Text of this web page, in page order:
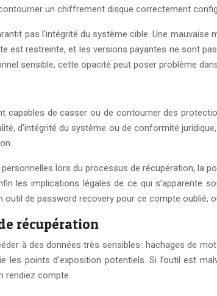
un chiffrement disque correctement
pas l’intégrité du système cible. Une
est restreinte, et les versions payantes ne sont
sensible, cette opacité peut poser problème
de casser ou de contourner des
d’intégrité du système ou de conformité
lors du processus de récupération, la
les implications légales de ce qui s’apparente
de password recovery pour ce compte oublié,
récupération
à des données très sensibles : hachages de
les points d’exposition potentiels. Si l’outil est
rendiez compte.